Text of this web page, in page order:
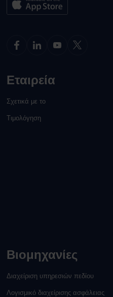
Εταιρεία
Σχετικά με το
Τιμολόγηση
Βιομηχανίες
Διαχείριση υπηρεσιών πεδίου
Λογισμικό διαχείρισης ασφάλειας